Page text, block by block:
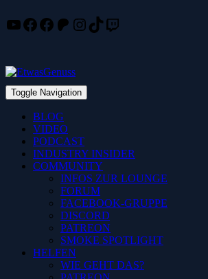
Skip
YouTube
Facebook
Facebook
Patreon
Instagram
TikTok
Twitch
Toggle Navigation
BLOG
VIDEO
PODCAST
INDUSTRY INSIDER
COMMUNITY
INFOS ZUR LOUNGE
FORUM
FACEBOOK-GRUPPE
DISCORD
PATREON
SMOKE SPOTLIGHT
HELFEN
WIE GEHT DAS?